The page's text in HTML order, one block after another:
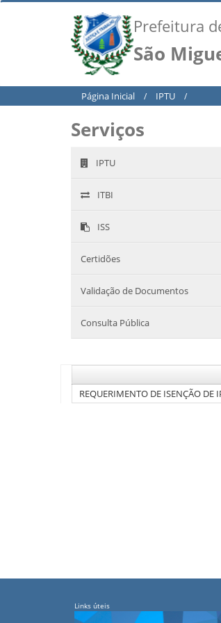
Prefeitura
São
Página Inicial / IPTU /
Serviços
IPTU
ITBI
ISS
Certidões
Validação de Documentos
Consulta Pública
REQUERIMENTO DE ISENÇÃO DE
Links úteis